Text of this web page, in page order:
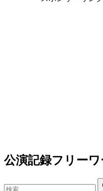
公演記録フリー